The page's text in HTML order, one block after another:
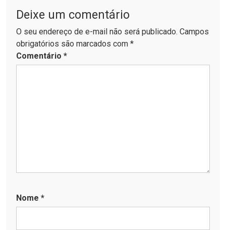
Deixe um comentário
O seu endereço de e-mail não será publicado. Campos
obrigatórios são marcados com *
Comentário *
Nome *